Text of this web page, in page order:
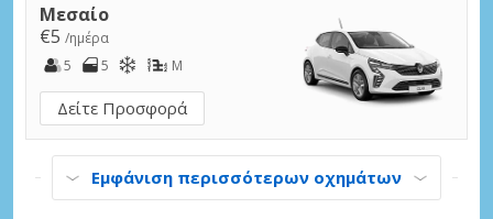
Μεσαίο
€5 /ημέρα
5
5 M
Δείτε Προσφορά
Εμφάνιση περισσότερων οχημάτων